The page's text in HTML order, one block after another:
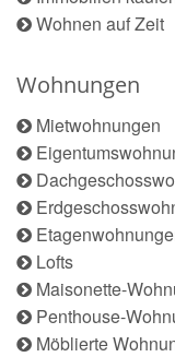
Wohnen auf Zeit
Wohnungen
Mietwohnungen
Lofts
Maisonette-
Penthouse-
Möblierte